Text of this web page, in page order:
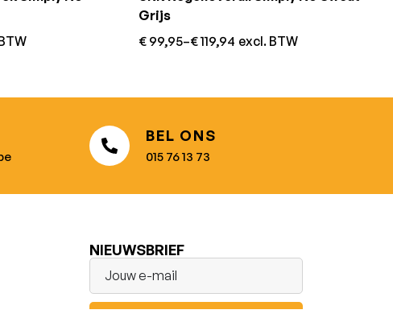
Grijs
€ 99,95–€119,94 excl. BTW
BEL ONS
015 76 13 73
NIEUWSBRIEF